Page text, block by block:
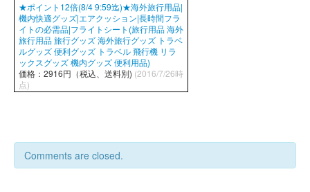
★ポイント12倍(8/4 9:59迄)★海外旅行用品|
機内快適グッズ|エアクッション|長時間フラ
イトの必需品|フライトシート(旅行用品 海外
旅行用品 旅行グッズ 海外旅行グッズ トラベ
ルグッズ 便利グッズ トラベル 飛行機 リラ
ックスグッズ 機内グッズ 便利用品)
価格：2916円（税込、送料別) (2016/7/26時
点)
Comments are closed.